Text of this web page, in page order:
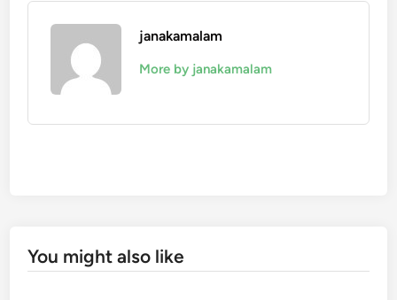
janakamalam
More by janakamalam
You might also like